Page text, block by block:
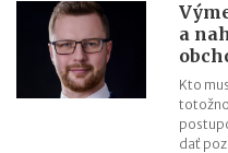
a
Kto
dať